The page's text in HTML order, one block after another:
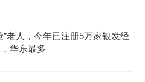
”老人，今年已注册5万家银发经
华东最多